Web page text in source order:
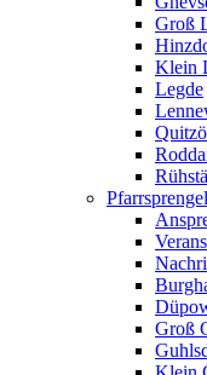
Groß
Klein
Legde
Groß